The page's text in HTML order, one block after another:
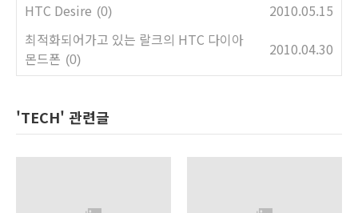
HTC Desire (0)
2010.05.15
최적화되어가고 있는 랄크의 HTC 다이아
몬드폰 (0)
2010.04.30
'TECH' 관련글